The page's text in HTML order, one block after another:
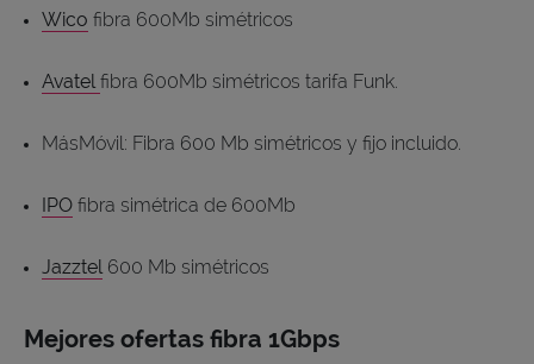
Wico fibra 600Mb simétricos
Avatelfibra 600Mb simétricos tarifa Funk.
MásMóvil: Fibra 600 Mb simétricos y fijo incluido.
IPO fibra simétrica de 600Mb
Jazztel600 Mb simétricos
Mejores ofertas fibra 1Gbps